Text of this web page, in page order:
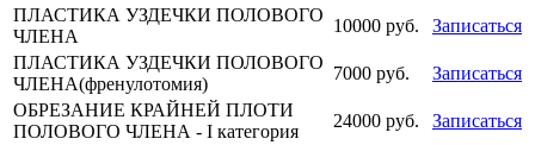
ПЛАСТИКА УЗДЕЧКИ ПОЛОВОГО
ЧЛЕНА
10000 руб.
Записаться
ПЛАСТИКА УЗДЕЧКИ ПОЛОВОГО
ЧЛЕНА(френулотомия)
7000 руб.
Записаться
ОБРЕЗАНИЕ КРАЙНЕЙ ПЛОТИ
ПОЛОВОГО ЧЛЕНА - I категория
24000 руб.
Записаться